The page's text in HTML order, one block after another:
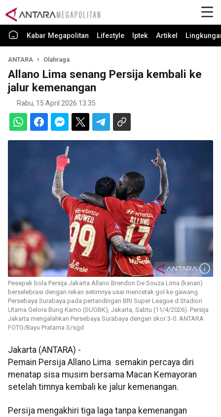
Kabar Megapolitan Lifestyle Iptek Artikel
ANTARA Olahraga
Allano Lima senang Persija kembali ke
jalur kemenangan
Rabu, 15 April 2026 13:35
Pesepak bola Persija Jakarta Allano Brendon De Souza Lima (kanan)
berselebrasi dengan rekan setimnya usai mencetak gol ke gawang
Persebaya Surabaya pada pertandingan BRI Super League d Stadion
Utama Gelora Bung Karno (SUGBK), Jakarta, Sabtu (11/4/2026). Persija
Jakarta mengalahkan Persebaya Surabaya dengan skor 3-0. ANTARA
FOTO/Bayu Pratama S/sgd
Jakarta (ANTARA) -
Pemain Persija Allano Lima semakin percaya diri
menatap sisa musim bersama Macan Kemayoran
setelah timnya kembali ke jalur kemenangan.
Persija mengakhiri tiga laga tanpa kemenangan